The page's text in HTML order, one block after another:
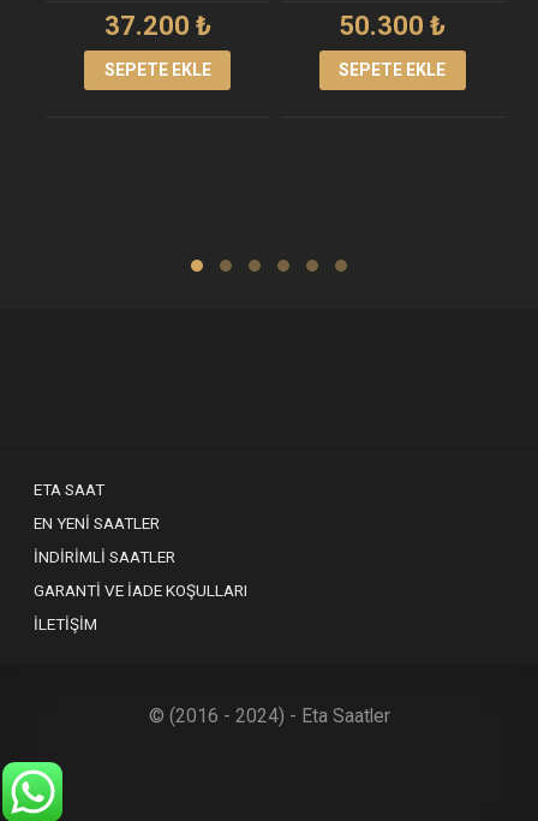
37.200 ₺
SEPETE EKLE
50.300₺
SEPETE EKLE
ETA SAAT
EN YENI SAATLER
İNDIRIMLI SAATLER
GARANTI VE İADE KOŞULLARI
İLETIŞIM
© (2016 - 2024) - Eta Saatler